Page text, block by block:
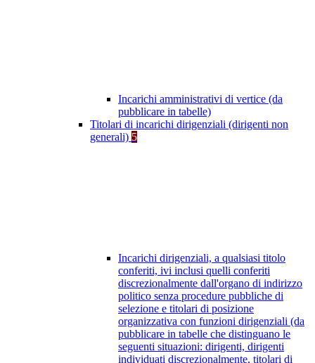
Incarichi amministrativi di vertice (da
pubblicare in tabelle)
Titolari di incarichi dirigenziali (dirigenti non
generali) 5
Incarichi dirigenziali, a qualsiasi titolo
conferiti, ivi inclusi quelli conferiti
discrezionalmente dall'organo di indirizzo
politico senza procedure pubbliche di
selezione e titolari di posizione
organizzativa con funzioni dirigenziali (da
pubblicare in tabelle che distinguano le
seguenti situazioni: dirigenti, dirigenti
individuati discrezionalmente, titolari di